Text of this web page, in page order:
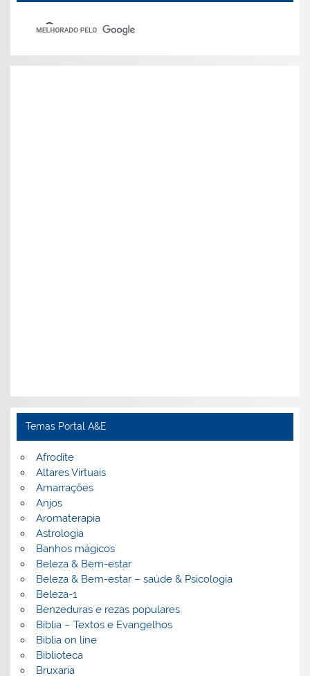
Temas Portal A&E
Afrodite
Altares Virtuais
Amarrações
Anjos
Aromaterapia
Astrologia
Banhos mágicos
Beleza & Bem-estar
Beleza & Bem-estar – saúde & Psicologia
Beleza-1
Benzeduras e rezas populares
Bíblia – Textos e Evangelhos
Biblia on line
Biblioteca
Bruxaria